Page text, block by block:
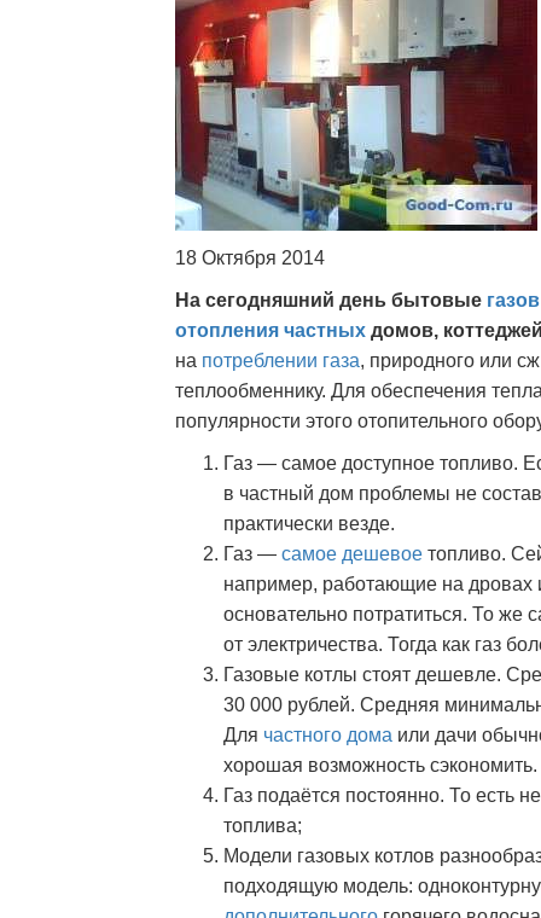
18 Октября 2014
На сегодняшний день бытовые
отопления частных домов,
на потреблении газа, природного или
теплообменнику. Для обеспечения
популярности этого отопительного
Газ — самое доступное топливо.
в частный дом проблемы не
практически везде.
Газ — самое дешевое топливо.
например, работающие на дровах
основательно потратиться. То же
от электричества. Тогда как газ
Газовые котлы стоят дешевле.
30 000 рублей. Средняя
Для частного дома или дачи
хорошая возможность сэкономить.
Газ подаётся постоянно. То есть
топлива;
Модели газовых котлов
подходящую модель: